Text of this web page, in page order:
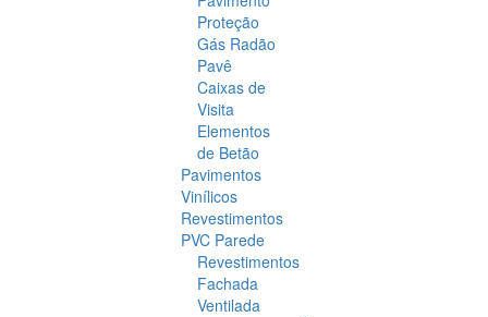
Proteção
Gás Radão
Pavê
Caixas de
Visita
Elementos
de Betão
Pavimentos
Vinílicos
Revestimentos
PVC Parede
Revestimentos
Fachada
Ventilada